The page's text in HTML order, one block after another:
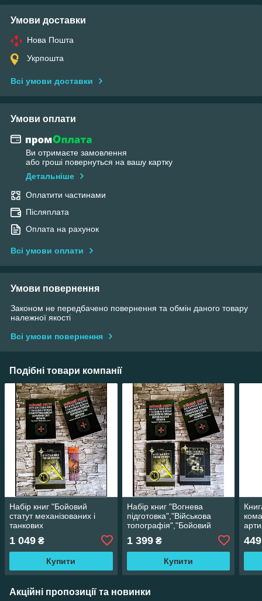
Умови доставки
Нова Пошта
Укрпошта
Всі умови доставки
Умови оплати
Ви отримаєте замовлення
або гроші повернуться на вашу картку
Детальніше
Оплатити частинами
Післяплата
Оплата на рахунок
Всі умови оплати
Умови повернення
Законом не передбачено повернення та обмін даного товару
належної якості
Всі умови повернення
Подібні товари компанії
Набір книг "Бойовий
статут механізованих і
танкових
топографія"
1 049 ₴
Купити
Набір книг "Вогнева
підготовка","Військова
топографія","Бойовий
танкових військ"
1 399₴
Купити
449
Акційні пропозиції та новинки